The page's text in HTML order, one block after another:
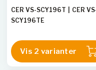
CER VS-SCY196T
CER
SCY196TE
Vis 2 varianter